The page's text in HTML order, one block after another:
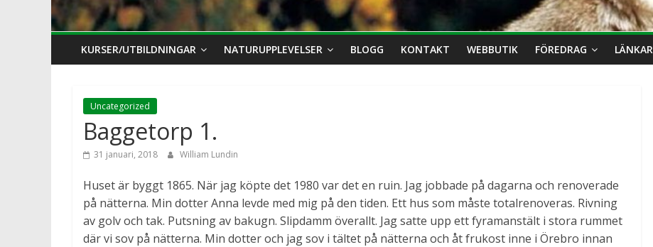
KURSER/UTBILDNINGAR NATURUPPLEVELSER BLOGG KONTAKT WEBBUTIK FÖREDRAG LÄNKAR
Uncategorized
Baggetorp 1.
31 januari, 2018 William Lundin
Huset är byggt 1865. När jag köpte det 1980 var det en ruin. Jag jobbade på dagarna och renoverade
på nätterna. Min dotter Anna levde med mig på den tiden. Ett hus som måste totalrenoveras. Rivning
av golv och tak. Putsning av bakugn. Slipdamm överallt. Jag satte upp ett fyramanstält i stora rummet
där vi sov på nätterna. Min dotter och jag sov i tältet på nätterna och åt frukost inne i Örebro innan